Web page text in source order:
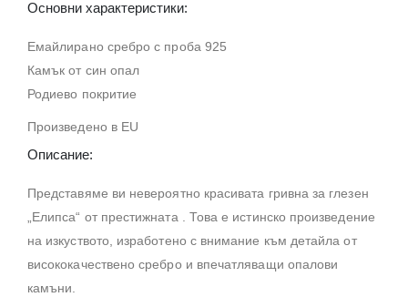
Основни характеристики:
Емайлирано сребро с проба 925
Камък от син опал
Родиево покритие
Произведено в EU
Описание:
Представяме ви невероятно красивата гривна за глезен
„Елипса“ от престижната . Това е истинско произведение
на изкуството, изработено с внимание към детайла от
висококачествено сребро и впечатляващи опалови
камъни.